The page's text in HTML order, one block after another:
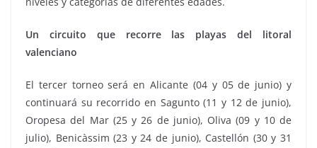
Un circuito que recorre las playas del litoral
valenciano
El tercer torneo será en Alicante (04 y 05 de junio) y
continuará su recorrido en Sagunto (11 y 12 de junio),
Oropesa del Mar (25 y 26 de junio), Oliva (09 y 10 de
julio), Benicàssim (23 y 24 de junio), Castellón (30 y 31